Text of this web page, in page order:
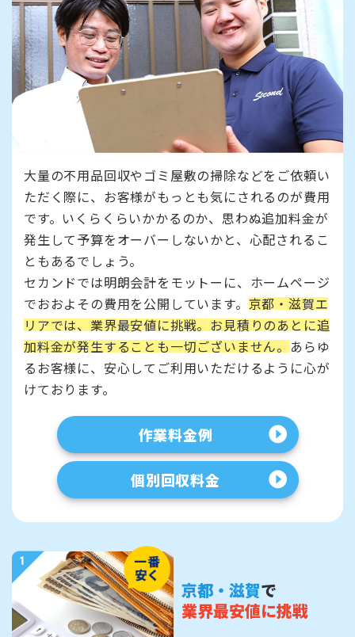
大量の不用品回収やゴミ屋敷の掃除などをご依頼い
ただく際に、お客様がもっとも気にされるのが費用
です。いくらくらいかかるのか、思わぬ追加料金が
発生して予算をオーバーしないかと、心配されるこ
ともあるでしょう。
セカンドでは明朗会計をモットーに、ホームページ
でおおよその費用を公開しています。 京都・滋賀エ
リアでは、業界最安値に挑戦。お見積りのあとに追
加料金が発生することも一切ございません。あらゆ
るお客様に、安心してご利用いただけるように心が
けております。
作業料金例
個別回収料金
京都・滋賀で
業界最安値に挑戦